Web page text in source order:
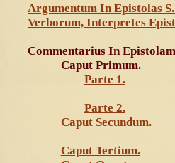
Argumentum In Epistolas
Verborum, Interpretes
Commentarius In
Caput Primum.
Parte 1.
Parte 2.
Caput Secundum.
Caput Tertium.